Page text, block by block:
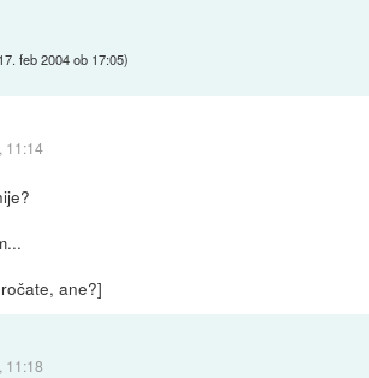
17. feb 2004 ob 17:05)
11:14
ane?]
11:18